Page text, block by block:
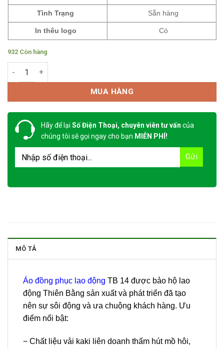
Tình Trạng Sẵn hàng
In thêu logo Có
932 Còn hàng
Đồng phục công nhân TB 14 số lượng
MUA HÀNG
Hãy để lại Số Điện Thoại, chuyên viên tư vấn của
chúng tôi sẽ gọi ngay cho bạn MIỄN PHÍ!
MÔ TẢ
Áo đồng phục lao động TB 14 được bảo hộ lao
động Thiên Bằng sản xuất và phát triển đã tạo
nên sự sôi động và ưa chuộng khách hàng. Ưu
điểm nổi bật:
− Chất liệu vải kaki liên doanh thấm hút mồ hôi,